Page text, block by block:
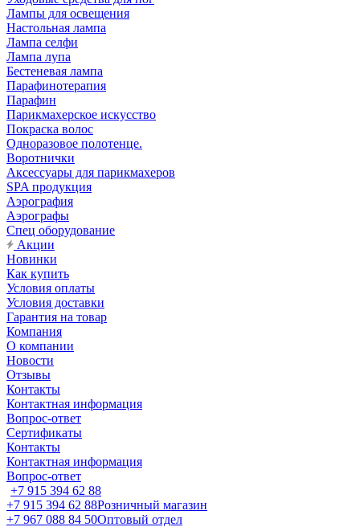
Лампы для освещения
Настольная лампа
Лампа селфи
Лампа лупа
Бестеневая лампа
Парафинотерапия
Парафин
Парикмахерское искусство
Покраска волос
Одноразовое полотенце.
Воротнички
Аксессуары для парикмахеров
SPA продукция
Аэрография
Аэрографы
Спец оборудование
Акции
Новинки
Как купить
Условия оплаты
Условия доставки
Гарантия на товар
Компания
О компании
Новости
Отзывы
Контакты
Контактная информация
Вопрос-ответ
Сертификаты
Контакты
Контактная информация
Вопрос-ответ
+7 915 394 62 88
+7 915 394 62 88Розничный магазин
+7 967 088 84 50Оптовый отдел